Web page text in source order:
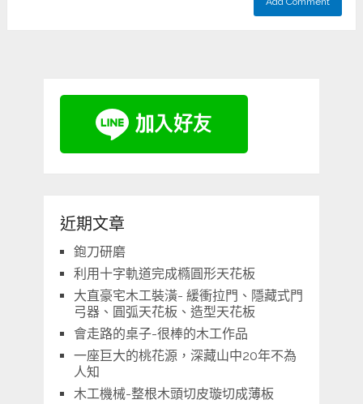
近期文章
鉋刀研磨
利用十字軌道完成橢圓形天花板
大直豪宅木工裝潢- 緩衝拉門、隱藏式門
弓器、圓弧天花板、造型天花板
會走路的桌子-很棒的木工作品
一座巨大的桃花源，深藏山中20年不為
人知
木工機械-整根木頭切皮璇切成薄板